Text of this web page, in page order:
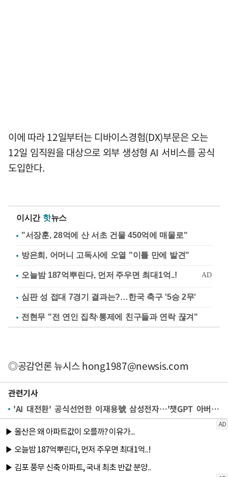
이에 따라 12일부터는 디바이스경험(DX)부문은 오는
12일 임직원을 대상으로 외부 생성형 AI 서비스를 공식
도입한다.
이시간 핫뉴스
"서장훈, 28억에 산 서초 건물 450억에 매물로"
방은희, 어머니 고독사에 오열 "이틀 만에 발견"
심판 성 접대 7경기 결과는?…한국 축구 '5승 2무'
전현무 "전 연인 집착·통제에 친구들과 연락 끊겨"
◎공감언론 뉴시스hong1987@newsis.com
관련기사
'AI 대전환' 공식선언한 이재용號 삼성전자…'챗GPT 아버지'부터 초청했다